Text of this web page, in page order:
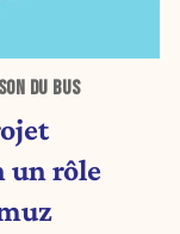
DU BUS
un rôle